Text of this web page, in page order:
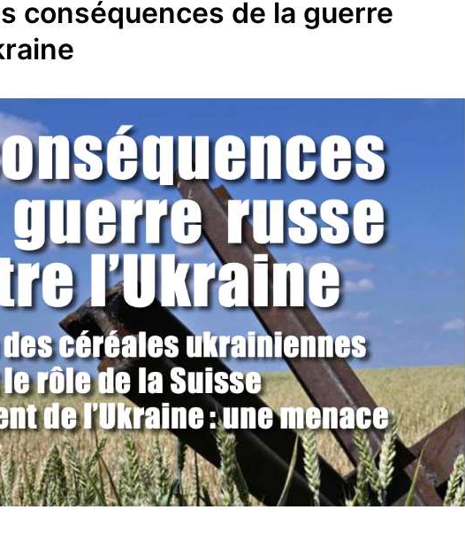
conséquences de la guerre